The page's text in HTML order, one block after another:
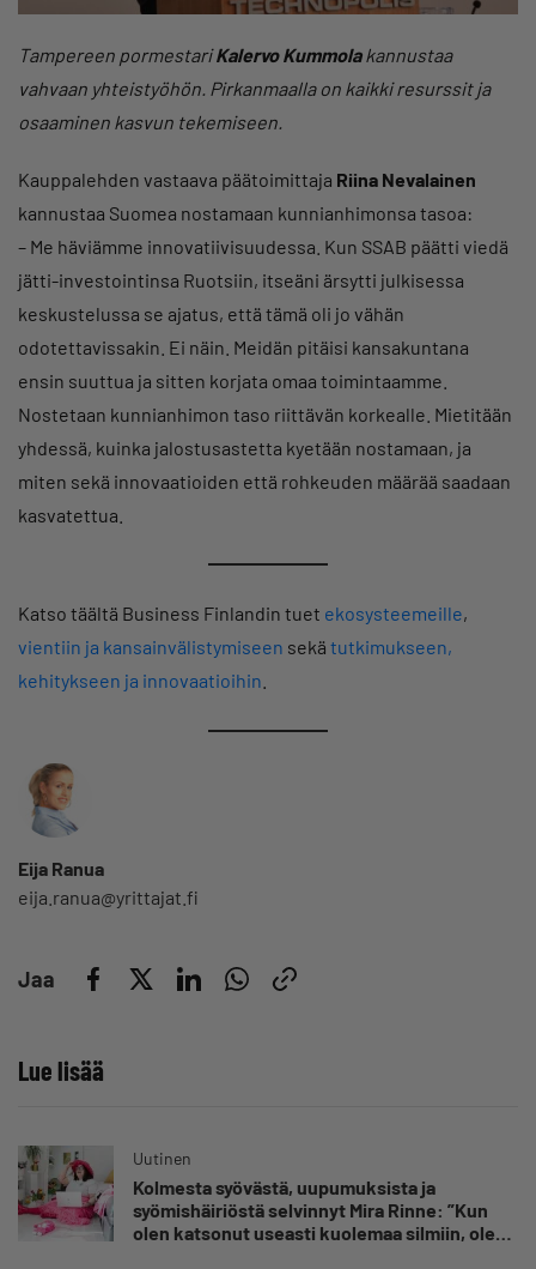
Tampereen pormestariKalervo Kummolakannustaa
vahvaan yhteistyöhön. Pirkanmaalla on kaikki resurssit ja
osaaminen kasvun tekemiseen.
Kauppalehden vastaava päätoimittaja Riina Nevalainen
kannustaa Suomea nostamaan kunnianhimonsa tasoa:
– Me häviämme innovatiivisuudessa. Kun SSAB päätti viedä
jätti-investointinsa Ruotsiin, itseäni ärsytti julkisessa
keskustelussa se ajatus, että tämä oli jo vähän
odotettavissakin. Ei näin. Meidän pitäisi kansakuntana
ensin suuttua ja sitten korjata omaa toimintaamme.
Nostetaan kunnianhimon taso riittävän korkealle. Mietitään
yhdessä, kuinka jalostusastetta kyetään nostamaan, ja
miten sekä innovaatioiden että rohkeuden määrää saadaan
kasvatettua.
Katso täältä Business Finlandin tuet ekosysteemeille,
vientiin ja kansainvälistymiseen sekä tutkimukseen,
kehitykseen ja innovaatioihin
Eija Ranua
eija.ranua@yrittajat.fi
Jaa
Lue lisää
Uutinen
Kolmesta syövästä, uupumuksista ja
syömishäiriöstä selvinnyt Mira Rinne: ”Kun
olen katsonut useasti kuolemaa silmiin, olen